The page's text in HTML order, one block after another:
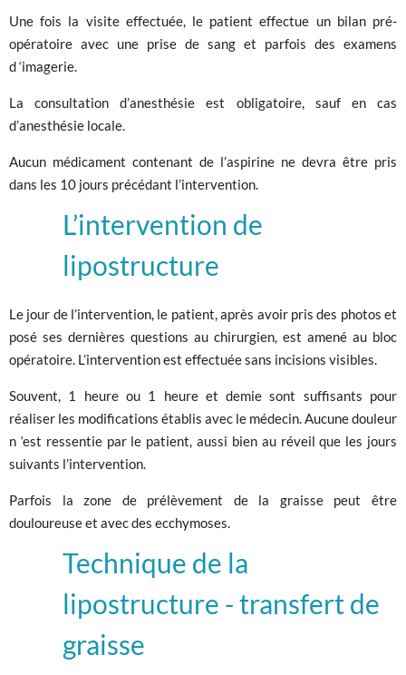
Une fois la visite effectuée, le patient effectue un bilan pré-
opératoire avec une prise de sang et parfois des examens
d ‘imagerie.
La consultation d’anesthésie est obligatoire, sauf en cas
d’anesthésie locale.
Aucun médicament contenant de l’aspirine ne devra être pris
dans les 10 jours précédant l’intervention.
L’intervention de
lipostructure
Le jour de l’intervention, le patient, après avoir pris des photos et
posé ses dernières questions au chirurgien, est amené au bloc
opératoire. L’intervention est effectuée sans incisions visibles.
Souvent, 1 heure ou 1 heure et demie sont suffisants pour
réaliser les modifications établis avec le médecin. Aucune douleur
n ‘est ressentie par le patient, aussi bien au réveil que les jours
suivants l’intervention.
Parfois la zone de prélèvement de la graisse peut être
douloureuse et avec des ecchymoses.
Technique de la
lipostructure - transfert de
graisse